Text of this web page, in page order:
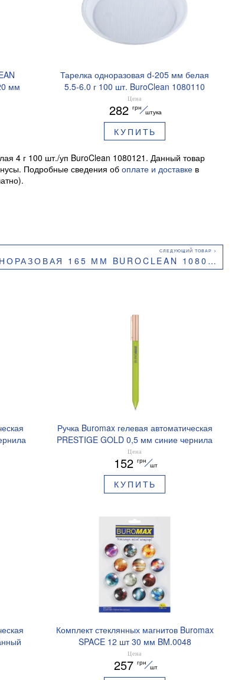
мм
Тарелка одноразовая d-205 мм белая
5.5-6.0 г 100 шт. BuroClean 1080110
Цена
282 грн
штука
КУПИТЬ
4 г 100 шт./уп BuroClean 1080121. Данный товар
Подробные сведения об оплате и доставке в
165 ММ BUROCLEAN 1080122
Ручка Buromax гелевая автоматическая
PRESTIGE GOLD 0,5 мм синие чернила
BM.83101
Цена
152 грн
шт
КУПИТЬ
Комплект стеклянных магнитов Buromax
SPACE 12 шт 30 мм BM.0048
Цена
257 грн
шт